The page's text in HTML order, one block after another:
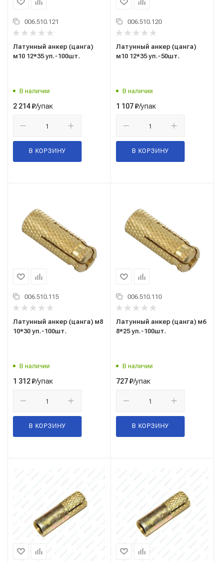
006.510.121
Латунный анкер (цанга)
м10 12*35 уп.-100шт.
В наличии
2 214₽/упак
В КОРЗИНУ
006.510.120
Латунный анкер (цанга)
м10 12*35 уп.-50шт.
В наличии
1 107₽/упак
В КОРЗИНУ
006.510.115
Латунный анкер (цанга) м8
10*30 уп.-100шт.
В наличии
1 312₽/упак
В КОРЗИНУ
006.510.110
Латунный анкер (цанга) м6
8*25 уп.-100шт.
В наличии
727₽/упак
В КОРЗИНУ